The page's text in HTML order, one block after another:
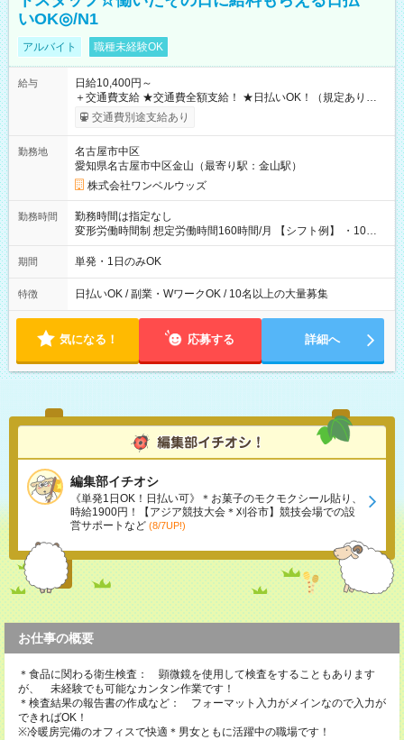
いOK◎/N1
アルバイト 職種未経験OK
給与
日給10,400円～
＋交通費支給 ★交通費全額支給！ ★日払いOK！（規定あり） ┗
働いたその日に現金GET♪ お仕事後はコンビニATMから 日払
交通費別途支給あり
勤務地
名古屋市中区
愛知県名古屋市中区金山（最寄り駅：金山駅）
株式会社ワンベルウッズ
勤務時間
勤務時間は指定なし
変形労働時間制 想定労働時間160時間/月 【シフト例】 ・10：
00～20：00
期間 単発・1日のみOK
特徴 日払いOK / 副業・WワークOK / 10名以上の大量募集
気になる！ 応募する 詳細へ
編集部イチオシ
《単発1日OK！日払い可》＊お菓子のモクモクシール貼り、
時給1900円！【アジア競技大会＊刈谷市】競技会場での設
営サポートなど (8/7UP!)
お仕事の概要
＊食品に関わる衛生検査： 顕微鏡を使用して検査をすることもあります
が、 未経験でも可能なカンタン作業です！
＊検査結果の報告書の作成など： フォーマット入力がメインなので入力が
できればOK！
※冷暖房完備のオフィスで快適＊男女ともに活躍中の職場です！